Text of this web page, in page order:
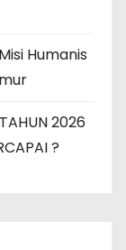
Humanis
2026
?